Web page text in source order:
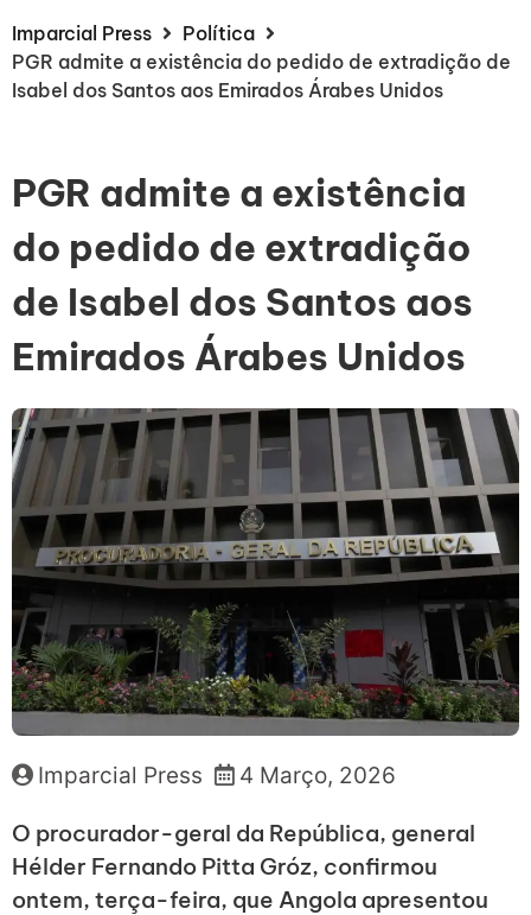
Imparcial Press
Política
PGR admite a existência do pedido de extradição de
Isabel dos Santos aos Emirados Árabes Unidos
PGR admite a existência
do pedido de extradição
de Isabel dos Santos aos
Emirados Árabes Unidos
Imparcial Press 4 Março, 2026
O procurador-geral da República, general
Hélder Fernando Pitta Gróz, confirmou
ontem, terça-feira, que Angola apresentou